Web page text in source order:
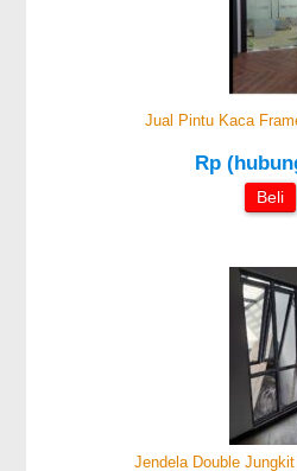
Jual Pintu Kaca
Rp
Beli
Jendela Double